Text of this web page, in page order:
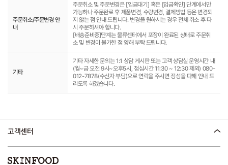
주문취소/주문변경 안
내
주문취소 및 주문변경은 [입금대기] 혹은 [입금확인] 단계에서만
가능하나 주문완료 후 제품변경, 수량변경, 결제방법 등은 변경되
지 않는 점 안내 드립니다. 변경을 원하시는 경우 전체 취소 후 다
시 주문하셔야 합니다.
[배송준비중]단계는 물류센터에서 포장이 완료된 상태로 주문취
소 및 변경이 불가한 점 양해 부탁 드립니다.
기타
기타 자세한 문의는 1:1 상담 게시판 또는 고객 상담실 운영시간 내
(월~금 오전 9시~오후5시, 점심시간 11:30 ~ 12:30 제외) 080-
012-7878(수신자 부담)으로 연락을 주시면 정성을 다해 안내 드
리도록 하겠습니다.
고객센터